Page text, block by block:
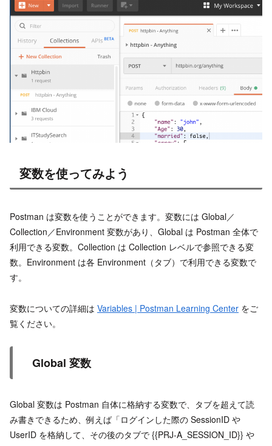
変数を使ってみよう
Postman は変数を使うことができます。変数には Global／
Collection／Environment 変数があり、Global は Postman 全体で
利用できる変数。Collection は Collection レベルで参照できる変
数。Environment は各 Environment（タブ）で利用できる変数で
す。
変数についての詳細は Variables | Postman Learning Center をご
覧ください。
Global 変数
Global 変数は Postman 自体に格納する変数で、タブを超えて読
み書きできるため、例えば「ログインした際の SessionID や
UserID を格納して、その後のタブで {{PRJ-A_SESSION_ID}} や